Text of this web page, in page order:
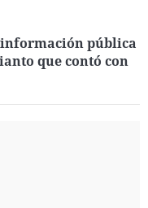
información pública
que contó con